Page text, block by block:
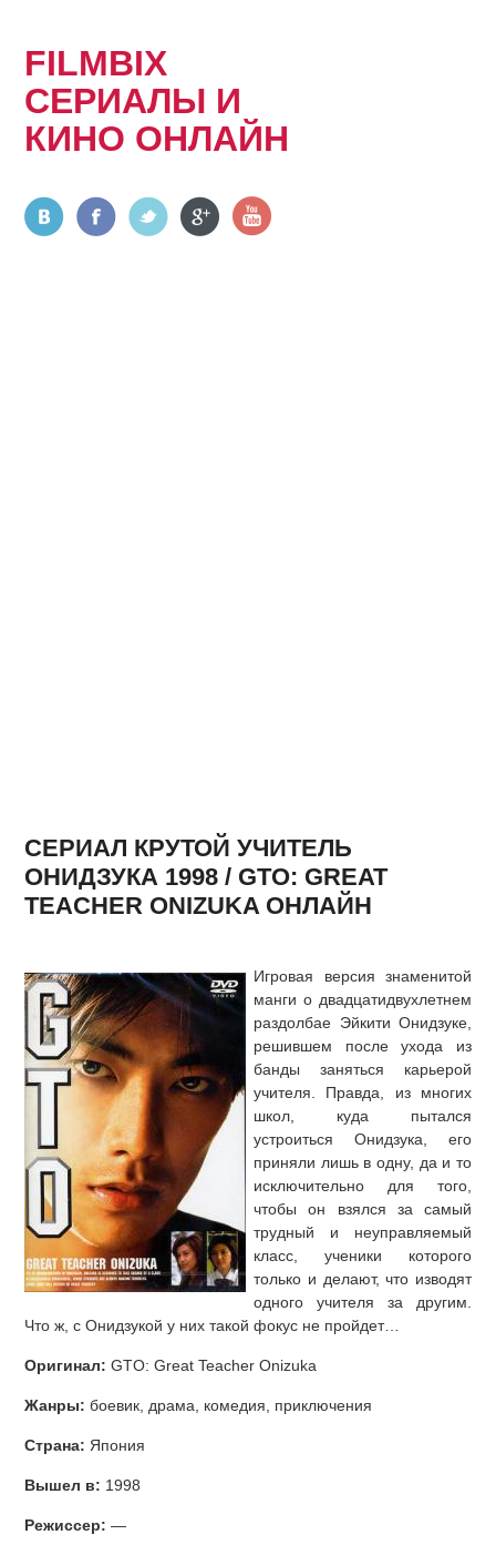
FILMBIX
СЕРИАЛЫ И
КИНО ОНЛАЙН
СЕРИАЛ КРУТОЙ УЧИТЕЛЬ
ОНИДЗУКА 1998 / GTO: GREAT
TEACHER ONIZUKA ОНЛАЙН
Игровая версия знаменитой
манги о двадцатидвухлетнем
раздолбае Эйкити Онидзуке,
решившем после ухода из
банды заняться карьерой
учителя. Правда, из многих
школ, куда пытался
устроиться Онидзука, его
приняли лишь в одну, да и то
исключительно для того,
чтобы он взялся за самый
трудный и неуправляемый
класс, ученики которого
только и делают, что изводят
одного учителя за другим.
Что ж, с Онидзукой у них такой фокус не пройдет…
Оригинал: GTO: Great Teacher Onizuka
Жанры: боевик, драма, комедия, приключения
Страна: Япония
Вышел в: 1998
Режиссер: —